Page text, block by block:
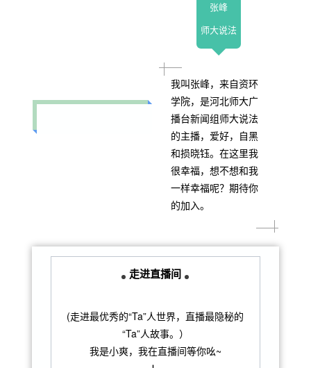
张峰
师大说法
我叫张峰，来自资环
学院，是河北师大广
播台新闻组师大说法
的主播，爱好，自黑
和损晓钰。在这里我
很幸福，想不想和我
一样幸福呢？期待你
的加入。
走进直播间
(走进最优秀的“Ta”人世界，直播最隐秘的
“Ta”人故事。）
我是小爽，我在直播间等你吆~